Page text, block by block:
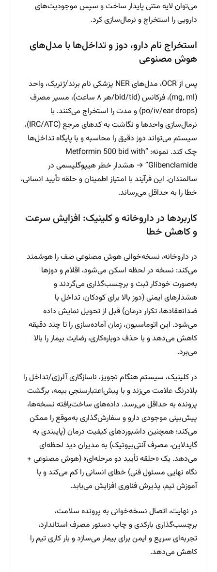
می‌توان لایه متنی پایدار ساخت و سپس موجودیت‌های
دارویی را استخراج و نرمال‌سازی کرد.
استخراج نام دارو، دوز و تداخل‌ها با مدل‌های
هوش مصنوعی
پس از OCR، مدل‌های NER پزشکی نام برند/ژنریک، واحد
(mg, ml)، فرکانس (bid/tid/هر ۸ ساعت)، مسیر مصرف
(po/iv/ear drops) و مدت را استخراج می‌کنند. با
نرمال‌سازی واحدها و نگاشت به کدهای مرجع (IRC/ATC)،
سیستم می‌تواند دوز دقیق را محاسبه و با پایگاه تداخل‌ها
چک کند. نمونه: “Metformin 500 bid with
Glibenclamide” → هشدار خطر هیپوگلیسمی در
سالمندان. این فرآیند با امتیاز اطمینان و حلقه تأیید انسانی،
خطا را به حداقل می‌رساند.
کاربردها در داروخانه و کلینیک: افزایش سرعت
و کاهش خطا
در داروخانه، نسخه‌خوانی هوش مصنوعی صف را هوشمند
می‌کند: نسخه در لحظه اسکن می‌شود، اقلام و دوزها
به‌صورت خودکار ثبت و برچسب‌گذاری می‌گردند و
هشدارهای ایمنی (دوز بالا برای کودکان، تداخل با
ضدانعقادها، تکرار درمان) قبل از تحویل نمایش داده
می‌شود. این اتوماسیون، زمان آماده‌سازی را تا چند دقیقه
کاهش می‌دهد و با حذف دوباره‌کاری، رضایت بیمار را بالا
می‌برد.
در کلینیک، سیستم هنگام تجویز، ناسازگاری آلرژی/تداخل را
بلادرنگ علامت می‌زند و با پیش‌اعتبارسنجی بیمه، برگشت
پرونده به حداقل می‌رسد. داده‌های ساخت‌یافته نسخه‌ها،
پیش‌بینی موجودی دارو و سفارش‌گذاری به‌موقع را ممکن
می‌کند؛ همچنین داشبوردهای کیفیت درمان (پایبندی به
گایدلاین، مصرف آنتی‌بیوتیک) به مدیران دید لحظه‌ای
می‌دهد. یک «حلقه تأیید دو مرحله‌ای» (هوش مصنوعی +
نگاه نهایی مسئول فنی) خطای انسانی را کم می‌کند و با
آموزش تیم، پذیرش فناوری افزایش می‌یابد.
در نهایت، اتصال نسخه‌خوانی به پرونده سلامت،
برچسب‌گذاری بارکدی و چاپ دستور مصرف استاندارد،
تجربه‌ای سریع و ایمن برای بیمار می‌سازد و بار کاری تیم را
کاهش می‌دهد.